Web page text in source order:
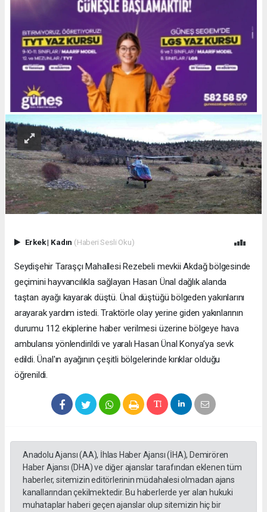
Erkek| Kadın (Haberi Sesli Oku)
Seydişehir Taraşçı Mahallesi Rezebeli mevkii Akdağ bölgesinde
geçimini hayvancılıkla sağlayan Hasan Ünal dağlık alanda
taştan ayağı kayarak düştü. Ünal düştüğü bölgeden yakınlarını
arayarak yardım istedi. Traktörle olay yerine giden yakınlarının
durumu 112 ekiplerine haber verilmesi üzerine bölgeye hava
ambulansı yönlendirildi ve yaralı Hasan Ünal Konya’ya sevk
edildi. Ünal'ın ayağının çeşitli bölgelerinde kırıklar olduğu
öğrenildi.
Anadolu Ajansı (AA), İhlas Haber Ajansı (İHA), Demirören
Haber Ajansı (DHA) ve diğer ajanslar tarafından eklenen tüm
haberler, sitemizin editörlerinin müdahalesi olmadan ajans
kanallarından çekilmektedir. Bu haberlerde yer alan hukuki
muhataplar haberi geçen ajanslar olup sitemizin hiç bir